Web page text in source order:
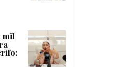
mil